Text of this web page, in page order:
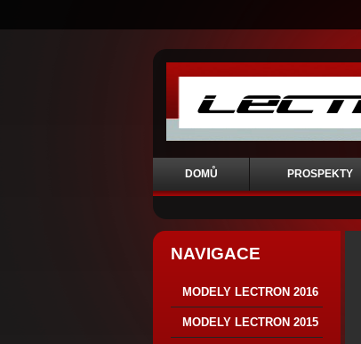
DOMŮ PROSPEKTY
NAVIGACE
MODELY LECTRON 2016
MODELY LECTRON 2015